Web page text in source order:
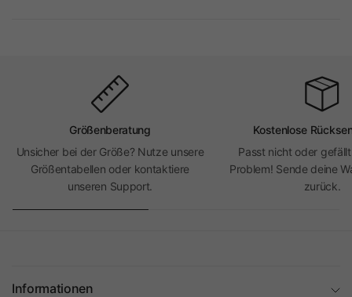
Größenberatung
Unsicher bei der Größe? Nutze unsere
Größentabellen oder kontaktiere
unseren Support.
Kostenlose
Passt nicht oder
Problem! Sende deine
zurück.
Informationen